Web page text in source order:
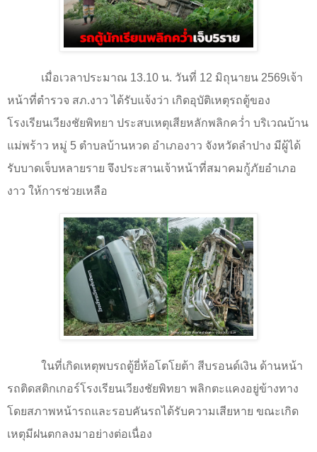
เมื่อเวลาประมาณ 13.10 น. วันที่ 12 มิถุนายน 2569เจ้า
หน้าที่ตำรวจ สภ.งาว ได้รับแจ้งว่า เกิดอุบัติเหตุรถตู้ของ
โรงเรียนเวียงชัยพิทยา ประสบเหตุเสียหลักพลิกคว่ำ บริเวณบ้าน
แม่พร้าว หมู่ 5 ตำบลบ้านหวด อำเภองาว จังหวัดลำปาง มีผู้ได้
รับบาดเจ็บหลายราย จึงประสานเจ้าหน้าที่สมาคมกู้ภัยอำเภอ
งาว ให้การช่วยเหลือ
ในที่เกิดเหตุพบรถตู้ยี่ห้อโตโยต้า สีบรอนด์เงิน ด้านหน้า
รถติดสติกเกอร์โรงเรียนเวียงชัยพิทยา พลิกตะแคงอยู่ข้างทาง
โดยสภาพหน้ารถและรอบคันรถได้รับความเสียหาย ขณะเกิด
เหตุมีฝนตกลงมาอย่างต่อเนื่อง